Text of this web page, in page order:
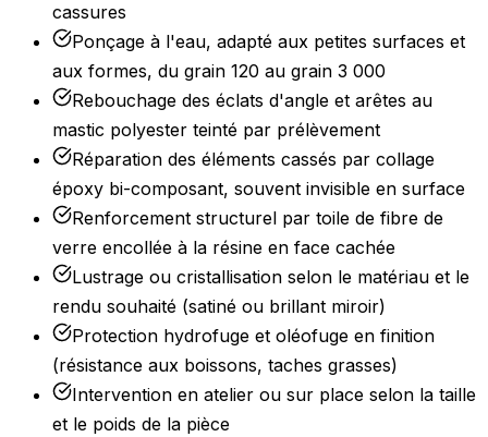
cassures
Ponçage à l'eau, adapté aux petites surfaces et
aux formes, du grain 120 au grain 3 000
Rebouchage des éclats d'angle et arêtes au
mastic polyester teinté par prélèvement
Réparation des éléments cassés par collage
époxy bi-composant, souvent invisible en surface
Renforcement structurel par toile de fibre de
verre encollée à la résine en face cachée
Lustrage ou cristallisation selon le matériau et le
rendu souhaité (satiné ou brillant miroir)
Protection hydrofuge et oléofuge en finition
(résistance aux boissons, taches grasses)
Intervention en atelier ou sur place selon la taille
et le poids de la pièce